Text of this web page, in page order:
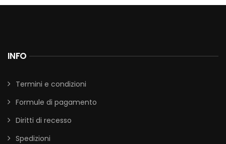
INFO
Termini e condizioni
Formule di pagamento
Diritti di recesso
Spedizioni